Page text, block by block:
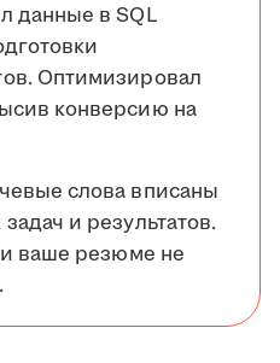
данные в SQL
Оптимизировал
конверсию на
слова вписаны
и результатов.
и ваше резюме не